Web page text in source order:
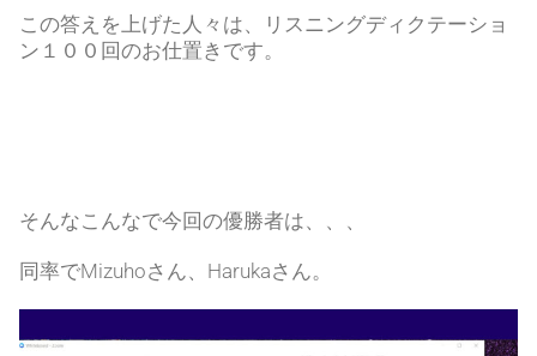
この答えを上げた人々は、リスニングディクテーショ
ン１００回のお仕置きです。
そんなこんなで今回の優勝者は、、、
同率でMizuhoさん、Harukaさん。